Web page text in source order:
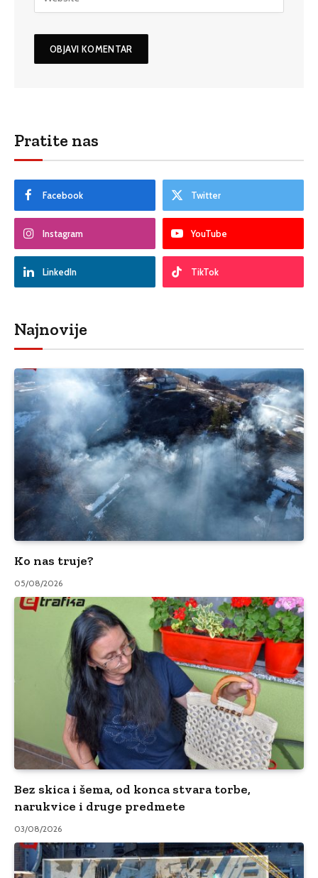
Pratite nas
Facebook Twitter
Instagram YouTube
LinkedIn TikTok
Najnovije
Ko nas truje?
05/08/2026
Bez skica i šema, od konca stvara torbe,
narukvice i druge predmete
03/08/2026